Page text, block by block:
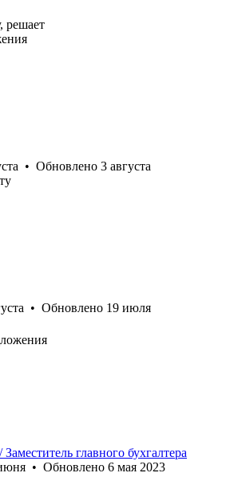
решает
• Обновлено 3 августа
• Обновлено 19 июля
главного бухгалтера
• Обновлено 6 мая 2023